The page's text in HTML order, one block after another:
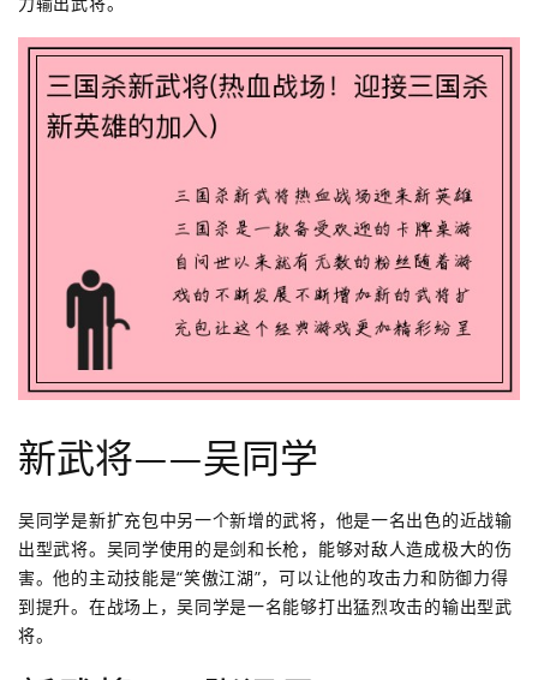
新武将——吴同学
吴同学是新扩充包中另一个新增的武将，他是一名出色的近战输
出型武将。吴同学使用的是剑和长枪，能够对敌人造成极大的伤
害。他的主动技能是“笑傲江湖”，可以让他的攻击力和防御力得
到提升。在战场上，吴同学是一名能够打出猛烈攻击的输出型武
将。